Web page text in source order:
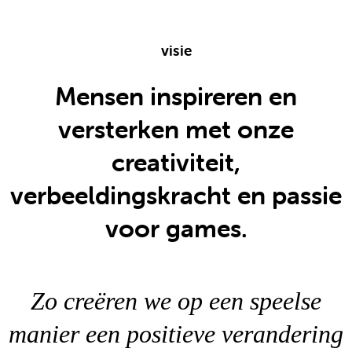
visie
Mensen inspireren en
versterken met onze
creativiteit,
verbeeldingskracht en passie
voor games.
Zo creëren we op een speelse
manier een positieve verandering